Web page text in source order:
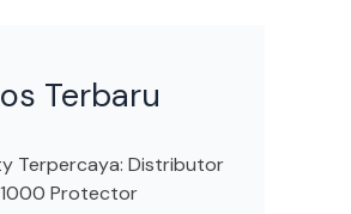
Terbaru
Terpercaya: Distributor
Protector